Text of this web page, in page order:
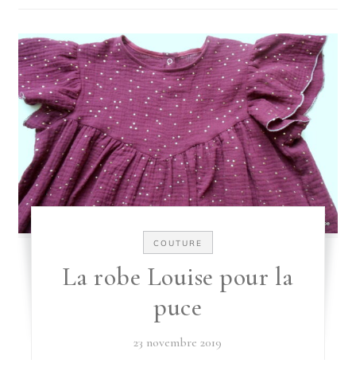
COUTURE
La robe Louise pour la
puce
23 novembre 2019